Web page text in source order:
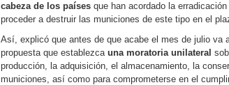
cabeza de los países que han acordado la
proceder a destruir las municiones de este tipo en el
Así, explicó que antes de que acabe el mes de julio va
propuesta que establezca una moratoria unilateral
producción, la adquisición, el almacenamiento, la
municiones, así como para comprometerse en el